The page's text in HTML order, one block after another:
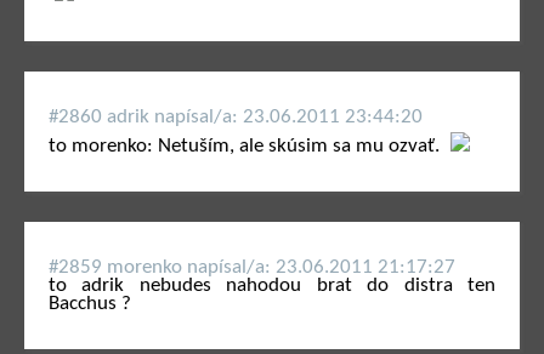
#2860 adrik napí­sal/a: 23.06.2011 23:44:20
to morenko: Netuším, ale skúsim sa mu ozvať.
#2859 morenko napí­sal/a: 23.06.2011 21:17:27
to adrik nebudes nahodou brat do distra ten
Bacchus ?